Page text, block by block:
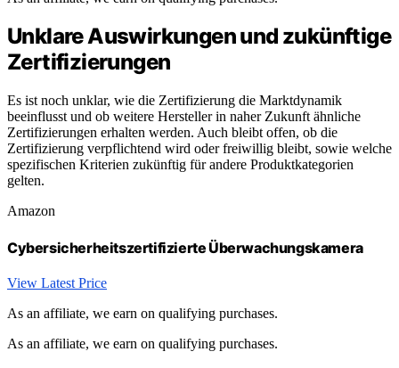
Unklare Auswirkungen und zukünftige
Zertifizierungen
Es ist noch unklar, wie die Zertifizierung die Marktdynamik
beeinflusst und ob weitere Hersteller in naher Zukunft ähnliche
Zertifizierungen erhalten werden. Auch bleibt offen, ob die
Zertifizierung verpflichtend wird oder freiwillig bleibt, sowie welche
spezifischen Kriterien zukünftig für andere Produktkategorien
gelten.
Amazon
Cybersicherheitszertifizierte Überwachungskamera
View Latest Price
As an affiliate, we earn on qualifying purchases.
As an affiliate, we earn on qualifying purchases.